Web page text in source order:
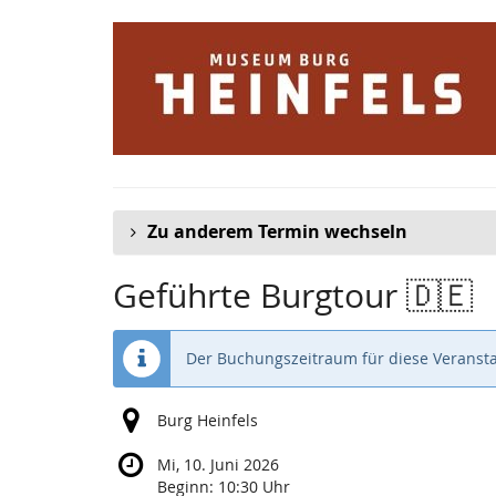
Zu anderem Termin wechseln
Geführte Burgtour 🇩🇪
Der Buchungszeitraum für diese
Burg Heinfels
Mi, 10. Juni 2026
Beginn: 10:30 Uhr